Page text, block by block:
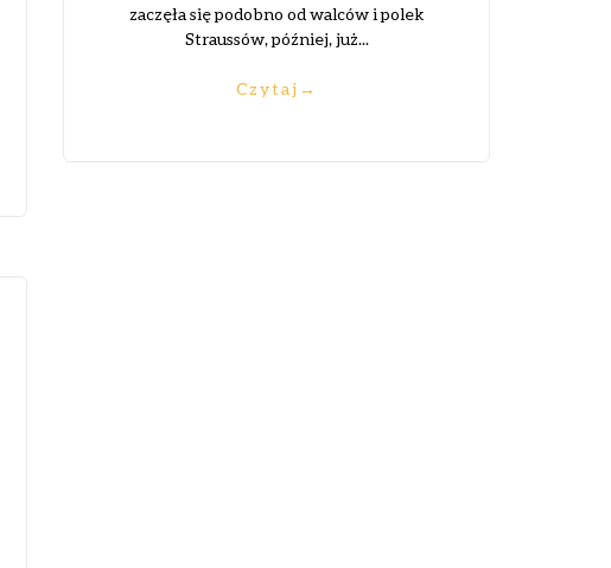
zaczęła się podobno od walców i polek
Straussów, później, już...
Czytaj →